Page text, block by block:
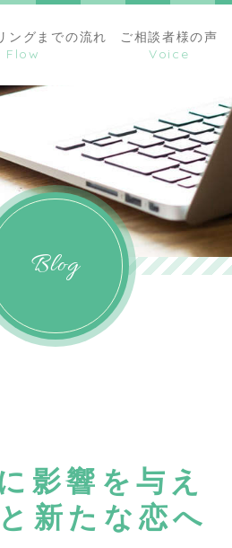
ングまでの流れ ご相談者様の声
Blog
影響を与え
新たな恋へ